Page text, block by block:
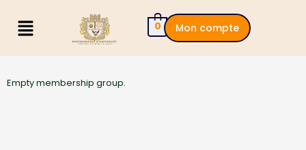
0 Mon compte
Empty membership group.